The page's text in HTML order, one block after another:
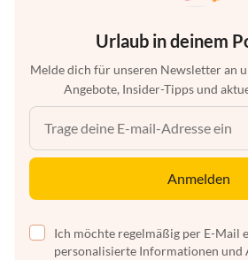
Urlaub in deinem
Melde dich für unseren Newsletter an
Angebote, Insider-Tipps und
Anmelden
Ich möchte regelmäßig per E-Mail
personalisierte Informationen und